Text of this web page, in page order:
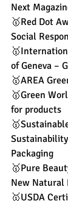
Next
🥇Red Dot
Social
of Geneva –
🥇AREA
🥇Green
for products
Packaging
🥇Pure
New Natural
🥇USDA